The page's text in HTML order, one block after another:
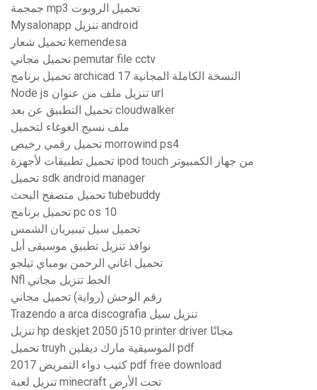
جمجمة mp3 تحميل الروبوت
Mysalonapp تنزيل android
تحميل شعار kemendesa
تحميل مجاني pemutar file cctv
تحميل برنامج archicad 17 النسخة الكاملة المجانية
Node js تنزيل ملف من عنوان url
تحميل التطبيق عن بعد cloudwalker
ملف نسيج الغوغاء لتحميل
تحميل رقمي رخيص morrowind ps4
تحميل تطبيقات لأجهزة ipod touch من جهاز الكمبيوتر
تحميل sdk android manager
تحميل متصفح البحث tubebuddy
تحميل برنامج pc os 10
تحميل سيل تيبيريان الشمس
نوافذ تنزيل تطبيق موسيقى أبل
تحميل اغاني الرحمن بومباي تيلجو
Nfl الخط تنزيل مجاني
رقم الوحش (رواية) تحميل مجاني
Trazendo a arca discografia تنزيل سيل
تنزيل hp deskjet 2050 j510 printer driver مجانًا
تحميل truyh الموسيقية مارك ديفلين pdf
كتيب دواء التمريض 2017 pdf free download
تنزيل لعبة minecraft تحت الأرض